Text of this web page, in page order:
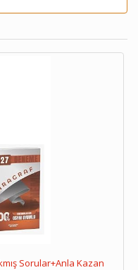
Sorular+Anla Kazan